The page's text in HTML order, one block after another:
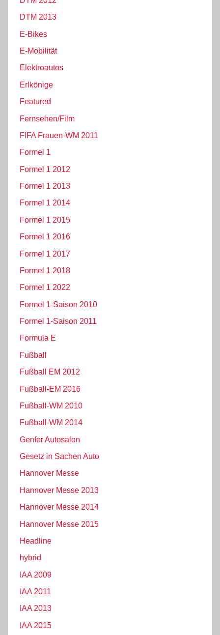
DTM 2013
E-Bikes
E-Mobilität
Elektroautos
Erlkönige
Featured
Fernsehen/Film
FIFA Frauen-WM 2011
Formel 1
Formel 1 2012
Formel 1 2013
Formel 1 2014
Formel 1 2015
Formel 1 2016
Formel 1 2017
Formel 1 2018
Formel 1 2022
Formel 1-Saison 2010
Formel 1-Saison 2011
Formula E
Fußball
Fußball EM 2012
Fußball-EM 2016
Fußball-WM 2010
Fußball-WM 2014
Genfer Autosalon
Gesetz in Sachen Auto
Hannover Messe
Hannover Messe 2013
Hannover Messe 2014
Hannover Messe 2015
Headline
hybrid
IAA 2009
IAA 2011
IAA 2013
IAA 2015